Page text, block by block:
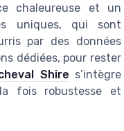
chaleureuse et un
uniques, qui sont
par des données
dédiées, pour rester
Shire s’intègre
fois robustesse et